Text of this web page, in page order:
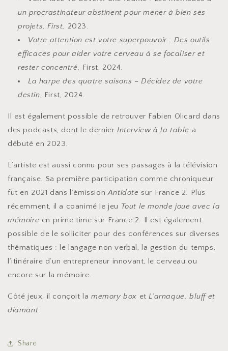
un procrastinateur abstinent pour mener à bien ses
projets, First, 2023.
Votre attention est votre superpouvoir : Des outils
efficaces pour aider votre cerveau à se focaliser et
rester concentré, First, 2024.
La harpe des quatre saisons – Décidez de votre
destin, First, 2024.
Il est également possible de retrouver Fabien Olicard dans
des podcasts, dont le dernierInterview à la table a
débuté en 2023.
L’artiste est aussi connu pour ses passages à la télévision
française. Sa première participation comme chroniqueur
fut en 2021 dans l’émissionAntidote sur France 2. Plus
récemment, il a coanimé le jeu Tout le monde joue avec la
mémoire en prime time sur France 2. Il est également
possible de le solliciter pour des conférences sur diverses
thématiques : le langage non verbal, la gestion du temps,
l’itinéraire d’un entrepreneur innovant, le cerveau ou
encore sur la mémoire.
Côté jeux, il conçoit la memory box etL’arnaque, bluff et
diamant.
Share